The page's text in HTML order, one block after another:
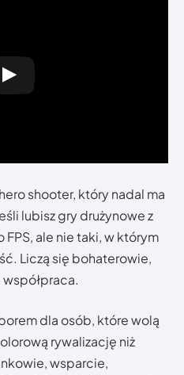
shooter, który nadal ma
lubisz gry drużynowe z
ale nie taki, w którym
Liczą się bohaterowie,
dla osób, które wolą
rywalizację niż
wsparcie,